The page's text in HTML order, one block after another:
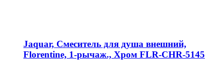
Jaquar, Смеситель для душа внешний,
Florentine, 1-рычаж., Хром FLR-CHR-5145